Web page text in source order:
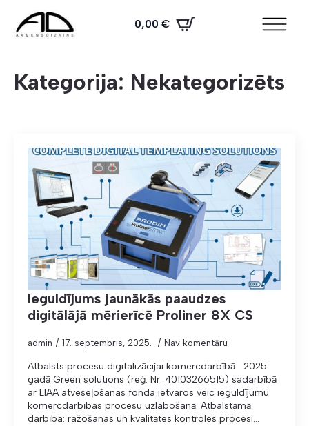
0,00 €
Kategorija: Nekategorizēts
Ieguldījums jaunākās paaudzes
digitālājā mērierīcē Proliner 8X CS
admin 17. septembris, 2025. Nav komentāru
Atbalsts procesu digitalizācijai komercdarbībā 2025
gadā Green solutions (reģ. Nr. 40103266515) sadarbībā
ar LIAA atveseļošanas fonda ietvaros veic ieguldījumu
komercdarbības procesu uzlabošanā. Atbalstāmā
darbība: ražošanas un kvalitātes kontroles procesi…